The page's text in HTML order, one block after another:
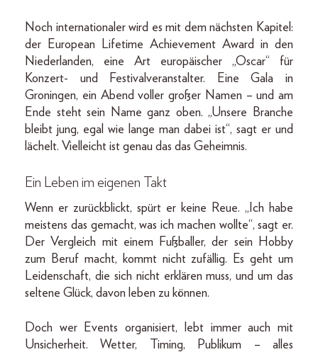
Noch internationaler wird es mit dem nächsten Kapitel:
der European Life­time Achievement Award in den
Niederlanden, eine Art europäischer „Oscar“ für
Konzert- und Festivalveranstalter. Eine Gala in
Groningen, ein Abend voller großer Namen – und am
Ende steht sein Name ganz oben. „Unsere Branche
bleibt jung, egal wie lange man dabei ist“, sagt er und
lächelt. Vielleicht ist genau das das Geheimnis.
Ein Leben im eigenen Takt
Wenn er zurückblickt, spürt er keine Reue. „Ich habe
meistens das gemacht, was ich machen wollte“, sagt er.
Der Vergleich mit einem Fußballer, der sein Hobby
zum Beruf macht, kommt nicht zufällig. Es geht um
Leidenschaft, die sich nicht erklären muss, und um das
seltene Glück, davon leben zu können.
Doch wer Events organisiert, lebt immer auch mit
Unsicherheit. Wetter, Timing, Publikum – alles